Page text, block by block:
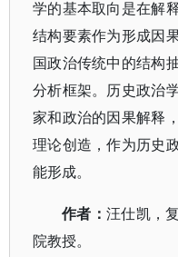
学的基本取向是在解
结构要素作为形成因
国政治传统中的结构
分析框架。历史政治
家和政治的因果解释
理论创造，作为历史
能形成。
作者： 汪仕凯，
院教授。